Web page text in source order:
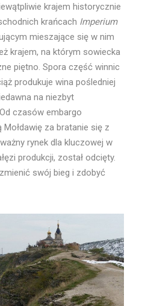
krajem historycznie
krańcach Imperium
mieszające się w nim
krajem, na którym sowiecka
piętno. Spora część winnic
produkuje wina pośledniej
na niezbyt
czasów embargo
za bratanie się z
rynek dla kluczowej w
produkcji, został odcięty.
swój bieg i zdobyć